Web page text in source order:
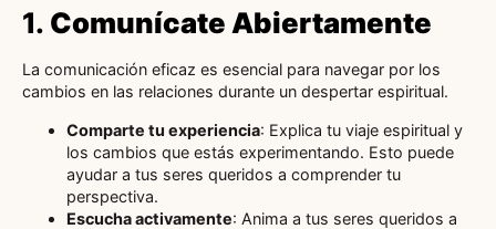
1. Comunícate Abiertamente
La comunicación eficaz es esencial para navegar por los
cambios en las relaciones durante un despertar espiritual.
Comparte tu experiencia: Explica tu viaje espiritual y
los cambios que estás experimentando. Esto puede
ayudar a tus seres queridos a comprender tu
perspectiva.
Escucha activamente: Anima a tus seres queridos a